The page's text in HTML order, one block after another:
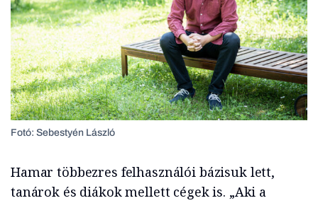
Fotó: Sebestyén László
Hamar többezres felhasználói bázisuk lett,
tanárok és diákok mellett cégek is. „Aki a